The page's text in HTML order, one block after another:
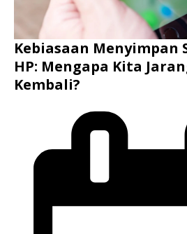
Kebiasaan Menyimpan
HP: Mengapa Kita
Kembali?